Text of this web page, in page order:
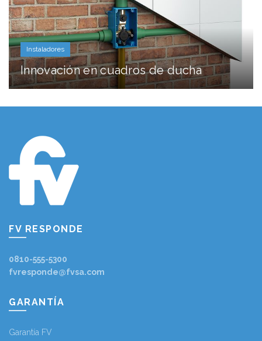
Instaladores
Innovación en cuadros de ducha
FV RESPONDE
0810-555-5300
fvresponde@fvsa.com
GARANTÍA
Garantía FV